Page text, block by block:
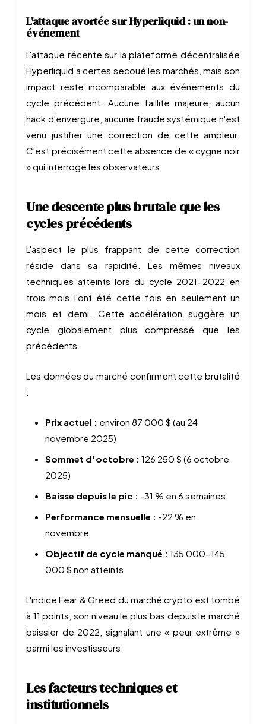
L'attaque avortée sur Hyperliquid : un non-
événement
L'attaque récente sur la plateforme décentralisée
Hyperliquid a certes secoué les marchés, mais son
impact reste incomparable aux événements du
cycle précédent. Aucune faillite majeure, aucun
hack d'envergure, aucune fraude systémique n'est
venu justifier une correction de cette ampleur.
C'est précisément cette absence de « cygne noir
» qui interroge les observateurs.
Une descente plus brutale que les
cycles précédents
L'aspect le plus frappant de cette correction
réside dans sa rapidité. Les mêmes niveaux
techniques atteints lors du cycle 2021-2022 en
trois mois l'ont été cette fois en seulement un
mois et demi. Cette accélération suggère un
cycle globalement plus compressé que les
précédents.
Les données du marché confirment cette brutalité
:
Prix actuel : environ 87 000 $ (au 24
novembre 2025)
Sommet d'octobre : 126 250 $ (6 octobre
2025)
Baisse depuis le pic : -31 % en 6 semaines
Performance mensuelle : -22 % en
novembre
Objectif de cycle manqué : 135 000-145
000 $ non atteints
L'indice Fear & Greed du marché crypto est tombé
à 11 points, son niveau le plus bas depuis le marché
baissier de 2022, signalant une « peur extrême »
parmi les investisseurs.
Les facteurs techniques et
institutionnels